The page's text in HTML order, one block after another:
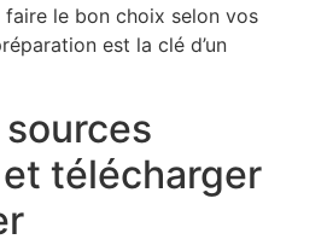
faire le bon choix selon vos
est la clé d’un
télécharger